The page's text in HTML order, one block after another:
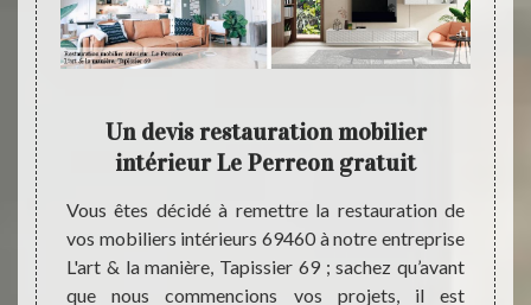
de
vos
Un devis restauration mobilier
intérieur Le Perreon gratuit
Vous êtes décidé à remettre la restauration de
vos mobiliers intérieurs 69460 à notre entreprise
L'art & la manière, Tapissier 69 ; sachez qu’avant
que nous commencions vos projets, il est